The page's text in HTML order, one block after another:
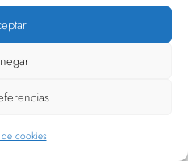
cookies
PORTFOLIO
BLOG